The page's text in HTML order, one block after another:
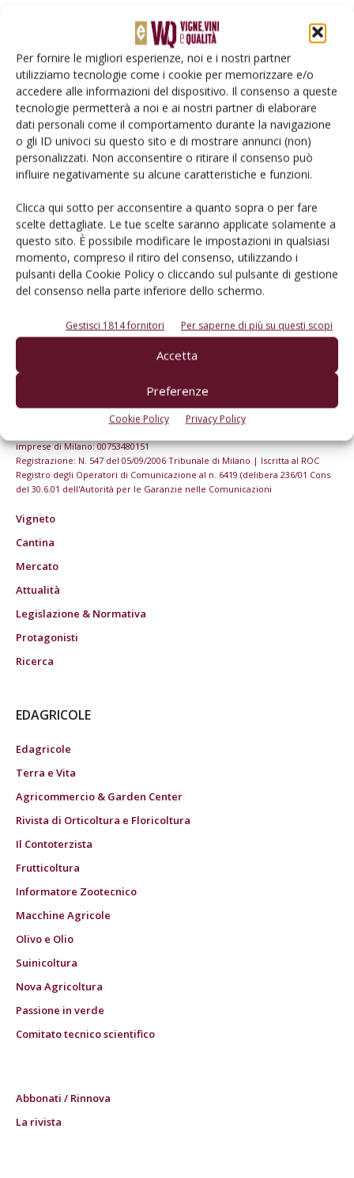
Per fornire le migliori esperienze, noi e i nostri partner
utilizziamo tecnologie come i cookie per memorizzare e/o
accedere alle informazioni del dispositivo. Il consenso a queste
tecnologie permetterà a noi e ai nostri partner di elaborare
dati personali come il comportamento durante la navigazione
o gli ID univoci su questo sito e di mostrare annunci (non)
personalizzati. Non acconsentire o ritirare il consenso può
influire negativamente su alcune caratteristiche e funzioni.
Clicca qui sotto per acconsentire a quanto sopra o per fare
scelte dettagliate. Le tue scelte saranno applicate solamente a
questo sito. È possibile modificare le impostazioni in qualsiasi
momento, compreso il ritiro del consenso, utilizzando i
pulsanti della Cookie Policy o cliccando sul pulsante di gestione
del consenso nella parte inferiore dello schermo.
Gestisci 1814 fornitori Per saperne di più su questi scopi
Accetta
Preferenze
Cookie Policy Privacy Policy
Rimani aggiornato sul mondo
dell’agricoltura
Iscriviti alle nostre newsletter
© Tecniche Nuove Spa. Tutti i diritti riservati. Sede legale Via Eritrea 21 -
imprese di Milano: 00753480151
Registrazione: N. 547 del 05/09/2006 Tribunale di Milano | Iscritta al ROC
Registro degli Operatori di Comunicazione al n. 6419 (delibera 236/01 Cons
del 30.6.01 dell'Autorità per le Garanzie nelle Comunicazioni
Vigneto
Cantina
Mercato
Attualità
Legislazione & Normativa
Protagonisti
Ricerca
EDAGRICOLE
Edagricole
Terra e Vita
Agricommercio & Garden Center
Rivista di Orticoltura e Floricoltura
Il Contoterzista
Frutticoltura
Informatore Zootecnico
Macchine Agricole
Olivo e Olio
Suinicoltura
Nova Agricoltura
Passione in verde
Comitato tecnico scientifico
Abbonati / Rinnova
La rivista